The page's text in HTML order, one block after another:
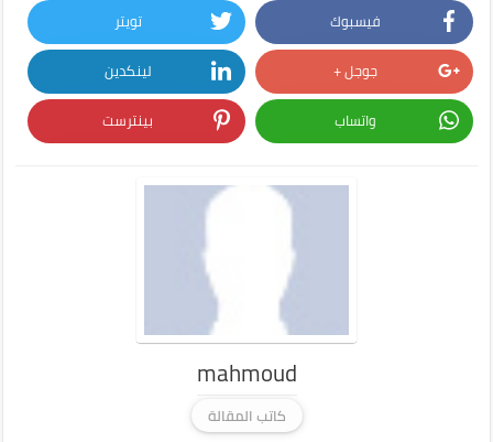
فيسبوك
تويتر
جوجل +
لينكدين
واتساب
بينترست
mahmoud
كاتب المقالة